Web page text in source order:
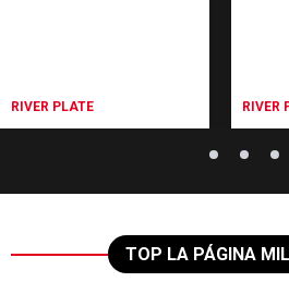
RIVER PLATE RIVER
TOP LA PÁGINA